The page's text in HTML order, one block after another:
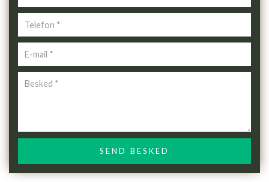
Personlig
info